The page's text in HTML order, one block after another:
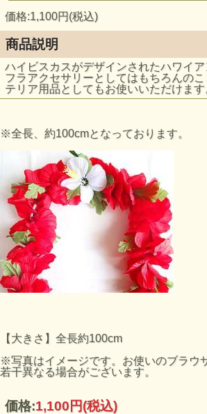
価格:1,100円(税込)
商品説明
ハイビスカスがデザインされたハワイア
フラアクセサリーとしてはもちろんの
テリア用品としてもお使いいただけます
※全長、約100cmとなっております。
【大きさ】全長約100cm
※写真はイメージです。お使いのブラウ
若干異なる場合がございます。
価格:1,100円(税込)